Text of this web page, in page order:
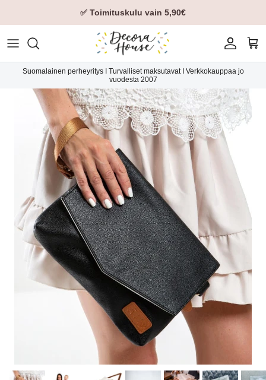
✅ Toimituskulu vain 5,90€
Tili
Suomalainen perheyritys I Turvalliset maksutavat I Verkkokauppaa jo
vuodesta 2007